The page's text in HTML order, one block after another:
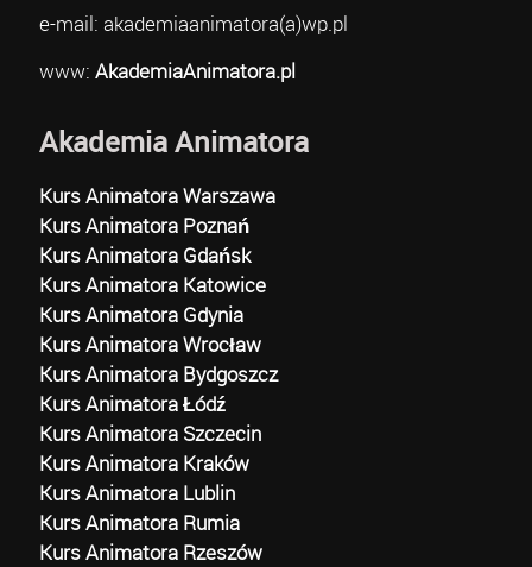
e-mail: akademiaanimatora(a)wp.pl
www: AkademiaAnimatora.pl
Akademia Animatora
Kurs Animatora Warszawa
Kurs Animatora Poznań
Kurs Animatora Gdańsk
Kurs Animatora Katowice
Kurs Animatora Gdynia
Kurs Animatora Wrocław
Kurs Animatora Bydgoszcz
Kurs Animatora Łódź
Kurs Animatora Szczecin
Kurs Animatora Kraków
Kurs Animatora Lublin
Kurs Animatora Rumia
Kurs Animatora Rzeszów